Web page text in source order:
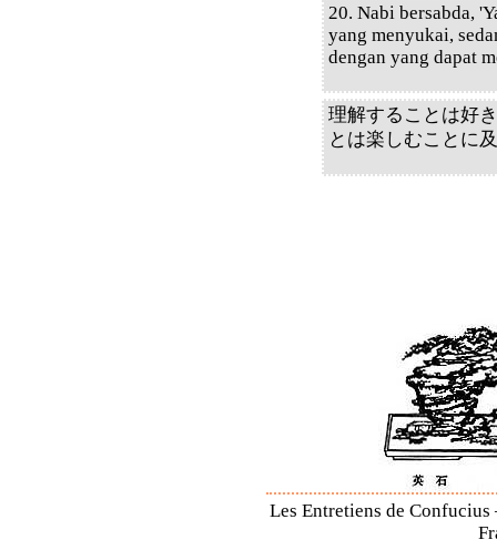
20. Nabi bersabda,
yang menyukai,
dengan yang dapat
理解することは好
とは楽しむことに
Les Entretiens de